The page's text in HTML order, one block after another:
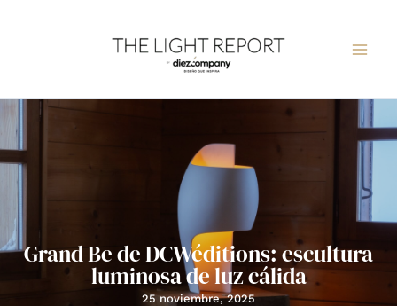
Grand Be de DCWéditions: escultura
luminosa de luz cálida
25 noviembre, 2025